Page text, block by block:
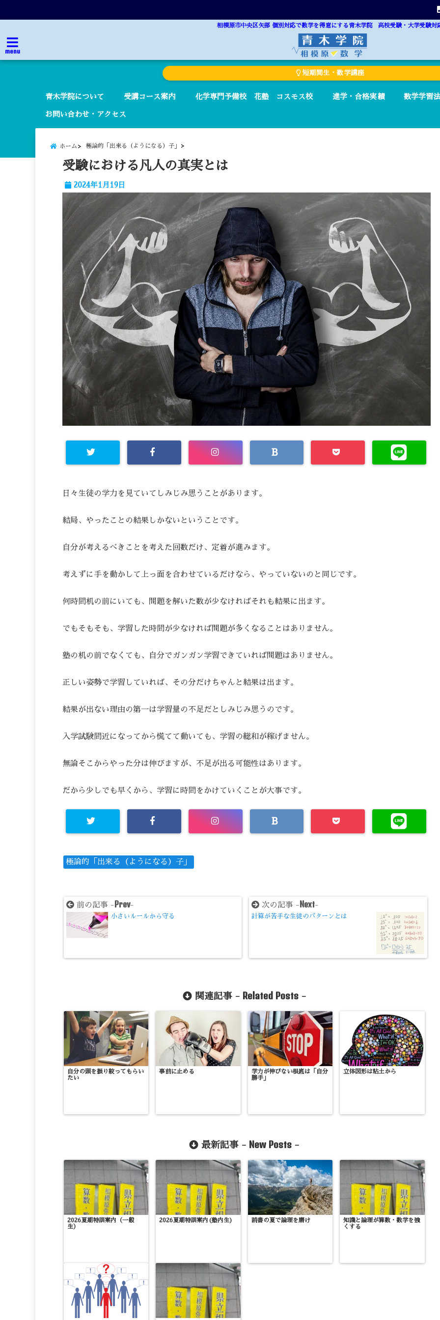
相模原市中央区矢部 個別対応で数学を得意にする青木学院 高校受験・大学受験対
menu
短期間生・数学講座
青木学院について 受講コース案内 化学専門予備校 花塾 コスモス校 進学・合格実績 数学学習
お問い合わせ・アクセス
ホーム 極論的「出来る（ようになる）子」
受験における凡人の真実とは
2024年1月19日
日々生徒の学力を見ていてしみじみ思うことがあります。
結局、やったことの結果しかないということです。
自分が考えるべきことを考えた回数だけ、定着が進みます。
考えずに手を動かして上っ面を合わせているだけなら、やっていないのと同じです。
何時間机の前にいても、問題を解いた数が少なければそれも結果に出ます。
でもそもそも、学習した時間が少なければ問題が多くなることはありません。
塾の机の前でなくても、自分でガンガン学習できていれば問題はありません。
正しい姿勢で学習していれば、その分だけちゃんと結果は出ます。
結果が出ない理由の第一は学習量の不足だとしみじみ思うのです。
入学試験間近になってから慌てて動いても、学習の総和が稼げません。
無論そこからやった分は伸びますが、不足が出る可能性はあります。
だから少しでも早くから、学習に時間をかけていくことが大事です。
極論的「出来る（ようになる）子」
前の記事 -Prev-
小さいルールから守る
次の記事 -Next-
計算が苦手な生徒のパターンとは
関連記事 - Related Posts-
自分の頭を振り絞ってもらい
たい
事前に止める
学力が伸びない根底は「自分
勝手」
立体図形は粘土から
最新記事 - New Posts -
2026夏期特訓案内（一般
生）
2026夏期特訓案内(塾内生) 読書の夏で論理を磨け
知識と論理が算数・数学を強
くする